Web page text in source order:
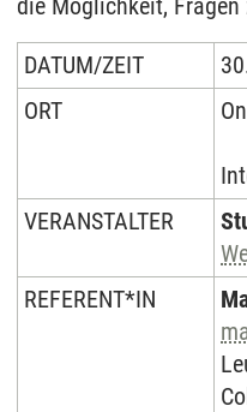
die Möglichkeit,
DATUM/ZEIT
ORT
VERANSTALTER
REFERENT*IN